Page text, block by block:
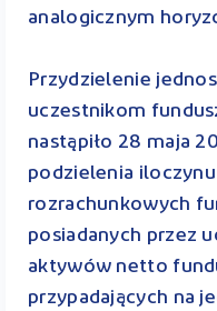
analogicznym
Przydzielenie
uczestnikom
nastąpiło 28 maja
podzielenia
rozrachunkowych
posiadanych przez
aktywów netto
przypadających na